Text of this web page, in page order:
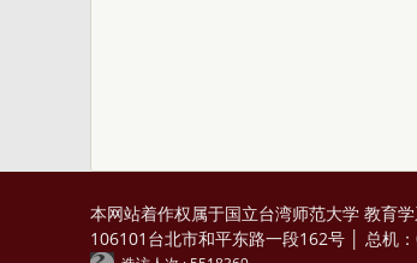
本网站着作权属于国立台湾师范大学 教育
106101台北市和平东路一段162号 │ 总机